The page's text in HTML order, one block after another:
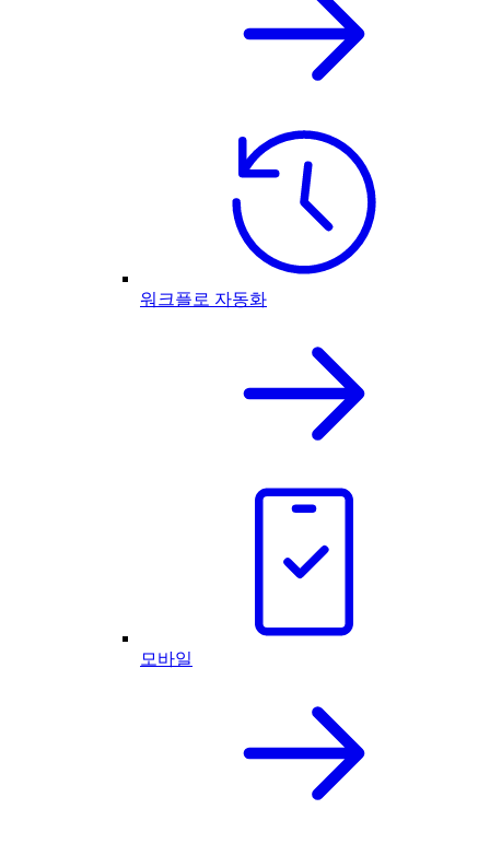
워크플로 자동화
모바일